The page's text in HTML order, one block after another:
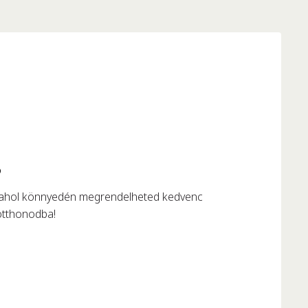
könnyedén megrendelheted kedvenc